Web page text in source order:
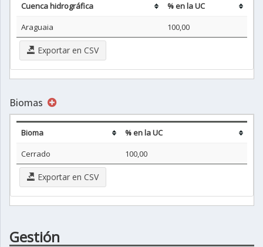
Cuenca hidrográfica
% en la UC
Araguaia
100,00
Exportar en CSV
Biomas
Bioma
% en la UC
Cerrado
100,00
Exportar en CSV
Gestión